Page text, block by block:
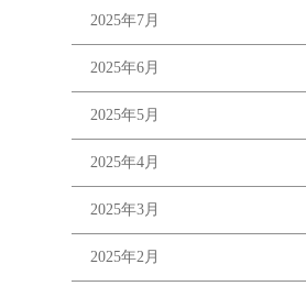
2025年7月
2025年6月
2025年5月
2025年4月
2025年3月
2025年2月